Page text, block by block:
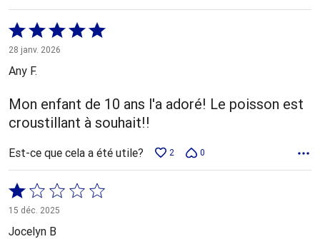
Coté
5 sur
5
28 janv. 2026
Any F.
Mon enfant de 10 ans l'a adoré! Le poisson est
croustillant à souhait!!
Est-ce que cela a été utile? 2 0
Coté
1 sur
5
15 déc. 2025
Jocelyn B